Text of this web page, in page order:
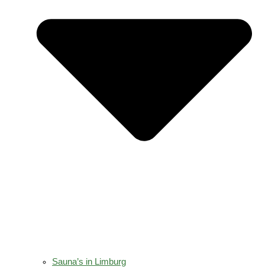
Sauna’s in Limburg